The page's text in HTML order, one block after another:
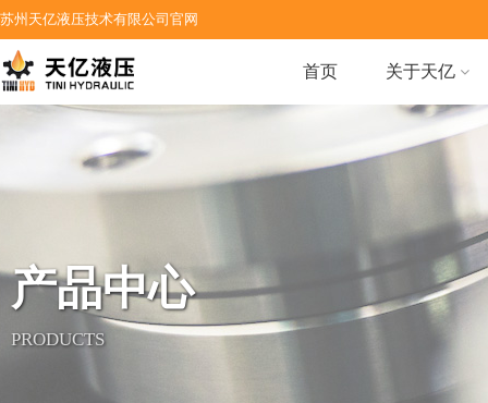
苏州天亿液压技术有限公司官网
首页 关于天亿
产品中心
PRODUCTS